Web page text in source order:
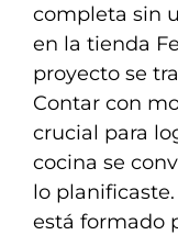
completa sin
en la tienda
proyecto se
Contar con
crucial para
cocina se
lo
está formado